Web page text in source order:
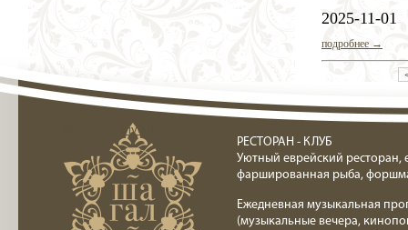
2025-11-01
подробнее →
Ресторан клуб Шагал
РЕСТОРАН - КЛУБ
Уютный еврейский ресторан,
фаршированная рыба,
Ежедневная музыкальная
(музыкальные вечера,